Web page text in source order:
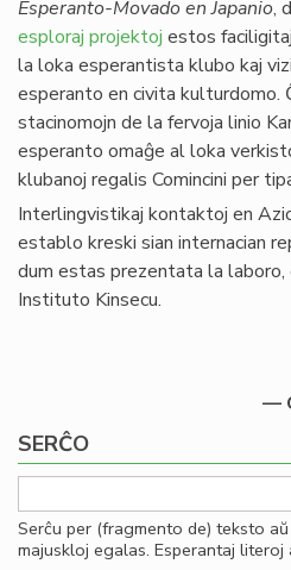
Esperanto-Movado en Japanio,
esploraj projektoj estos
la loka esperantista klubo kaj
esperanto en civita kulturdomo.
stacinomojn de la fervoja linio
esperanto omaĝe al loka
klubanoj regalis Comincini per
Interlingvistikaj kontaktoj en
establo kreski sian internacian
dum estas prezentata la
Instituto Kinsecu.
—
SERĈO
Serĉu per (fragmento de) teksto
majuskloj egalas. Esperantaj